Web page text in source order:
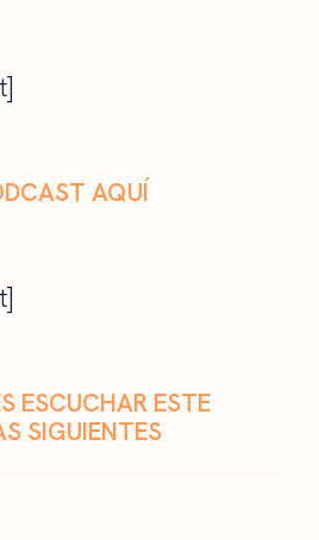
AQUÍ
ESCUCHAR ESTE
SIGUIENTES